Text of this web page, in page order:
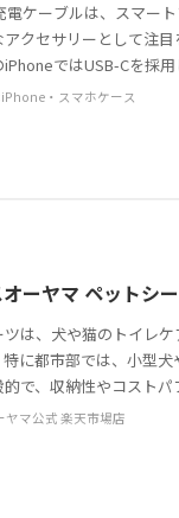
電ケーブルは、スマー
アクセサリーとして注
ではUSB-Cを採
なり、耐久性や操作性
景で、L字型のUSB-C
・スマホケース
ーヤマ ペットシ
は、犬や猫のトイレ
特に都市部では、小型
で、収納性やコスト
ニッチな需要を満たす
です。 2025年リニュー
ヤマ公式 楽天市場店